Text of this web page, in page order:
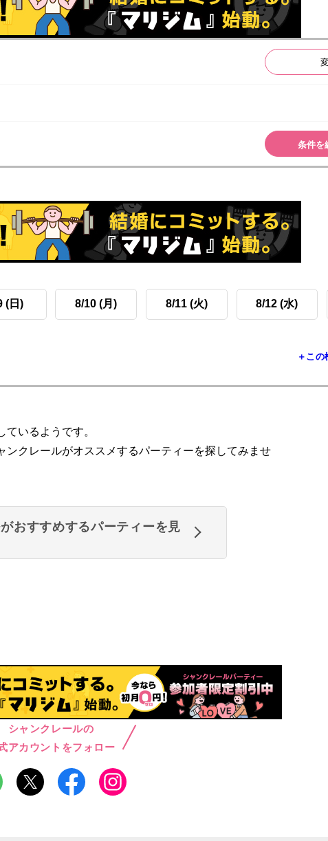
条件を
(日) 8/10 (月) 8/11 (火) 8/12 (水)
＋こ
いるようです。
ンクレールがオススメするパーティーを探してみませ
おすすめするパーティーを見
シャンクレールの
アカウントをフォロー